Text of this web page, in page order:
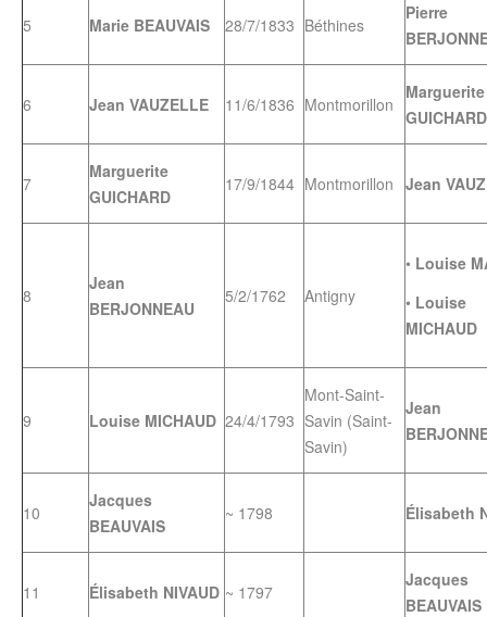
5 Marie BEAUVAIS 28/7/1833 Béthines
Pierre
6 Jean VAUZELLE 11/6/1836 Montmorillon
Marguerite
GUICHARD
7
Marguerite
GUICHARD
17/9/1844 Montmorillon Jean
8
Jean
BERJONNEAU
5/2/1762 Antigny
• Louise
• Louise
MICHAUD
9 Louise MICHAUD 24/4/1793
Mont-Saint-
Savin (Saint-
Savin)
Jean
10
Jacques
BEAUVAIS
~ 1798 Élisabeth
11 Élisabeth NIVAUD ~ 1797
Jacques
BEAUVAIS